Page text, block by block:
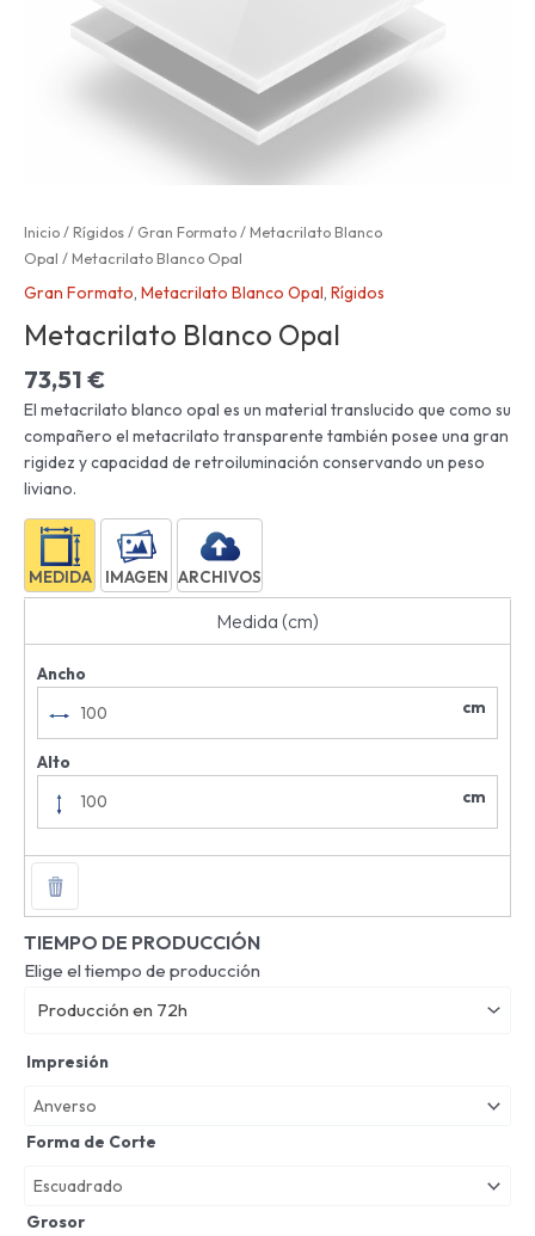
Inicio/Rígidos/ Gran Formato/Metacrilato Blanco
Opal / Metacrilato Blanco Opal
Gran Formato, Metacrilato Blanco Opal, Rígidos
Metacrilato Blanco Opal
73,51€
El metacrilato blanco opal es un material translucido que como su
compañero el metacrilato transparente también posee una gran
rigidez y capacidad de retroiluminación conservando un peso
liviano.
MEDIDA IMAGEN ARCHIVOS
Medida (cm)
Ancho
cm
Alto
cm
TIEMPO DE PRODUCCIÓN
Elige el tiempo de producción
Producción en 72h
Impresión
Forma de Corte
Grosor